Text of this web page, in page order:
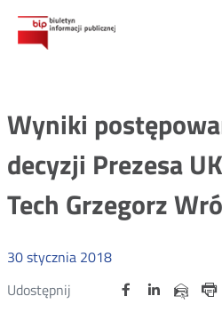
Wyniki
decyzji Prezesa
Tech Grzegorz
30stycznia 2018
Udostępnij
Udostępnij
Otwórz Udostępnij
na
OtwórzUdostępnij
na
Otwórz
przez